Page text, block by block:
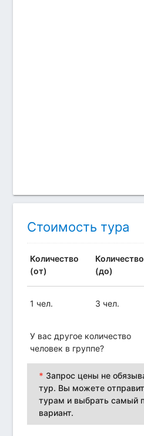
Стоимость тура
Количество
(от)
Количество
(до)
1 чел. 3 чел.
У вас другое количество
человек в группе?
* Запрос цены не
тур. Вы можете
турам и выбрать самый
вариант.